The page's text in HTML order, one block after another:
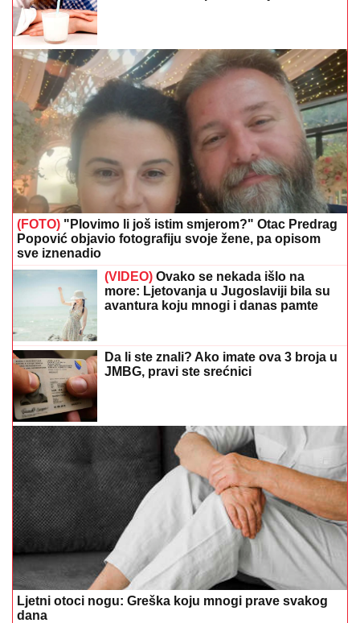
(FOTO) "Plovimo li još istim smjerom?" Otac Predrag
Popović objavio fotografiju svoje žene, pa opisom
sve iznenadio
(VIDEO) Ovako se nekada išlo na
more: Ljetovanja u Jugoslaviji bila su
avantura koju mnogi i danas pamte
Da li ste znali? Ako imate ova 3 broja u
JMBG, pravi ste srećnici
Ljetni otoci nogu: Greška koju mnogi prave svakog
dana